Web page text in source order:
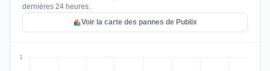
dernières 24 heures.
Voir la carte des pannes de Publix